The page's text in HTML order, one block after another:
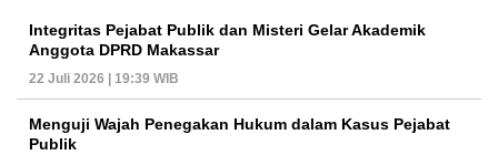
Integritas Pejabat Publik dan Misteri Gelar Akademik
Anggota DPRD Makassar
22 Juli 2026 | 19:39 WIB
Menguji Wajah Penegakan Hukum dalam Kasus Pejabat
Publik